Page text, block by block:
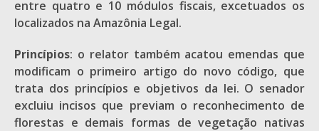
entre quatro e 10 módulos fiscais, excetuados os
localizados na Amazônia Legal.
Princípios: o relator também acatou emendas que
modificam o primeiro artigo do novo código, que
trata dos princípios e objetivos da lei. O senador
excluiu incisos que previam o reconhecimento de
florestas e demais formas de vegetação nativas